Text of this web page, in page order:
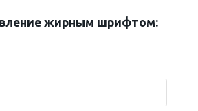
жирным шрифтом: